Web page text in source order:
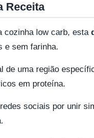
Receita
cozinha low carb, esta
e sem farinha.
de uma região
em proteína.
sociais por unir